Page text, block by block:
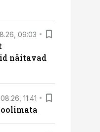
09:03
näitavad
11:41